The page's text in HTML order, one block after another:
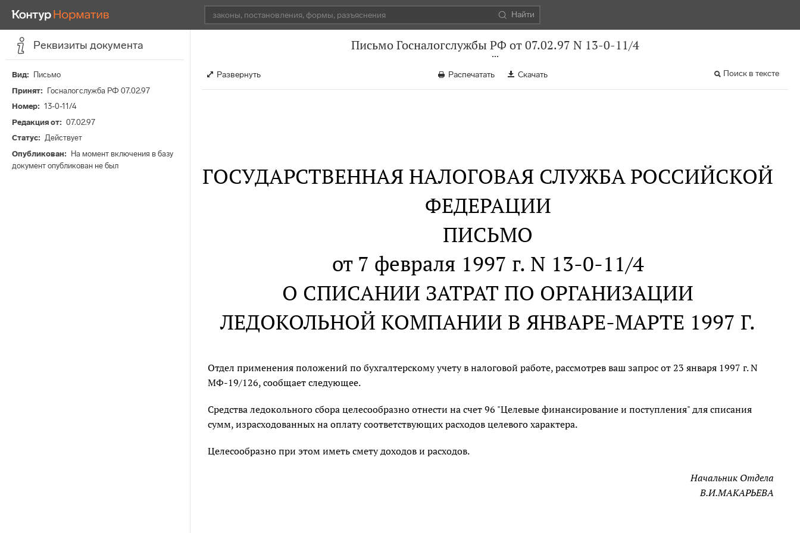
Найти
Реквизиты документа
Вид
Письмо
Принят
Госналогслужба РФ 07.02.97
Номер
13-0-11/4
Редакция от
07.02.97
Статус
Действует
Опубликован
На момент включения в базу
документ опубликован не был
Письмо Госналогслужбы РФ от 07.02.97 N 13-0-11/4
Развернуть Распечатать Скачать Поиск в тексте
ГОСУДАРСТВЕННАЯ НАЛОГОВАЯ СЛУЖБА РОССИЙСКОЙ
ФЕДЕРАЦИИ
ПИСЬМО
от 7 февраля 1997 г. N 13-0-11/4
О СПИСАНИИ ЗАТРАТ ПО ОРГАНИЗАЦИИ
ЛЕДОКОЛЬНОЙ КОМПАНИИ В ЯНВАРЕ-МАРТЕ 1997 Г.
Отдел применения положений по бухгалтерскому учету в налоговой работе, рассмотрев ваш запрос от 23 января 1997 г. N
МФ-19/126, сообщает следующее.
Средства ледокольного сбора целесообразно отнести на счет 96 "Целевые финансирование и поступления" для списания
сумм, израсходованных на оплату соответствующих расходов целевого характера.
Целесообразно при этом иметь смету доходов и расходов.
Начальник Отдела
В.И.МАКАРЬЕВА